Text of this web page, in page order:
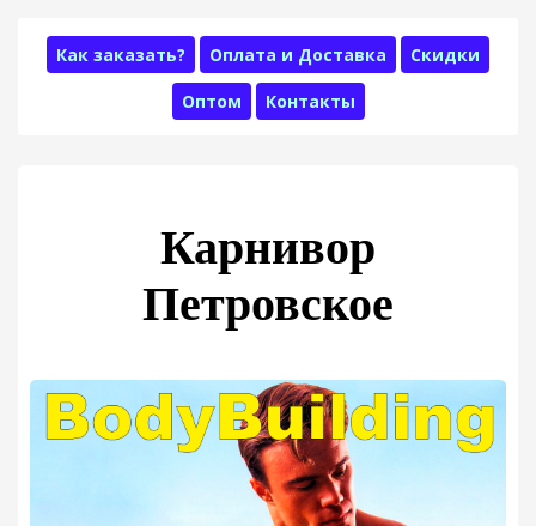
Как заказать? Оплата и Доставка Скидки
Оптом Контакты
Карнивор
Петровское